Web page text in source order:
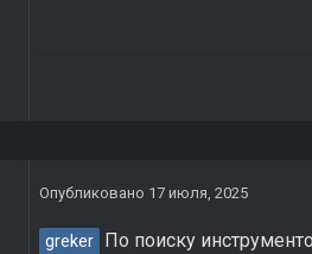
Опубликовано 17 июля, 2025
greker По поиску